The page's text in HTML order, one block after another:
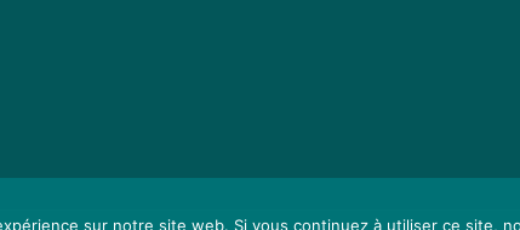
sur notre site web. Si vous continuez à utiliser ce site,